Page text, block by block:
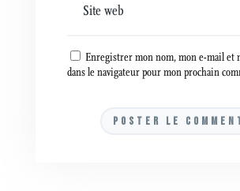
Enregistrer mon nom, mon e-mail et
dans le navigateur pour mon prochain